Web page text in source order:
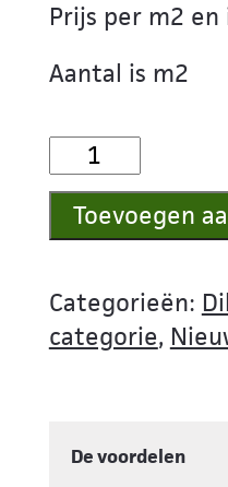
Prijs per m2 en
Aantal is m2
Hardsteen
Dikformaat
aantal
Toevoegen
Categorieën:
categorie,
De voordelen